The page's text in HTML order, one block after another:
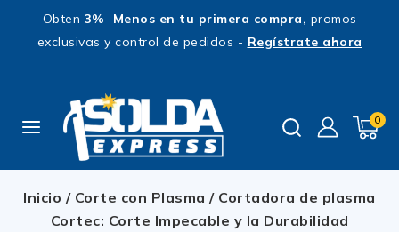
Obten 3% Menos en tu primera compra, promos
exclusivas y control de pedidos - Regístrate ahora
0
Inicio / Corte con Plasma / Cortadora de plasma
Cortec: Corte Impecable y la Durabilidad